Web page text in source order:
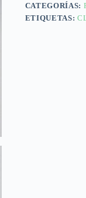
CATEGORÍAS:
ETIQUETAS: